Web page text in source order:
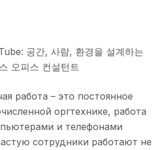
공간, 사람, 환경을 설계하는
오피스 컨설턴트
работа – это постоянное
оргтехнике, работа
и телефонами
сотрудники работают не